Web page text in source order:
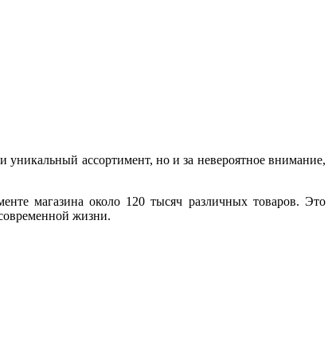
ассортимент, но и за невероятное внимание,
магазина около 120 тысяч различных товаров. Это
жизни.